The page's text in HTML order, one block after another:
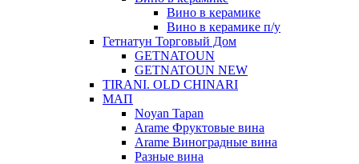
Вино в керамике
Вино в керамике п/у
Гетнатун Торговый Дом
GETNATOUN
GETNATOUN NEW
TIRANI. OLD CHINARI
МАП
Noyan Tapan
Arame Фруктовые вина
Arame Виноградные вина
Разные вина